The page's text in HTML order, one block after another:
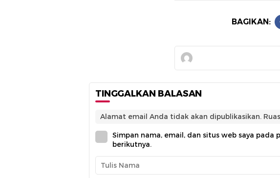
BAGIKAN:
TINGGALKAN BALASAN
Alamat email Anda tidak akan dipublikasikan.
Simpan nama, email, dan situs web saya pada
berikutnya.